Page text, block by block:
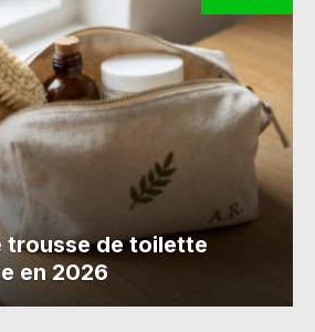
trousse de toilette
en 2026